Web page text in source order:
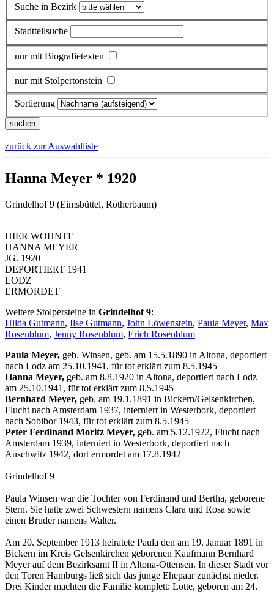
Suche in Bezirk
Stadtteilsuche
nur mit Biografietexten
nur mit Stolpertonstein
Sortierung
zurück zur Auswahlliste
Hanna Meyer * 1920
Grindelhof 9 (Eimsbüttel, Rotherbaum)
HIER WOHNTE
HANNA MEYER
JG. 1920
DEPORTIERT 1941
LODZ
ERMORDET
Weitere Stolpersteine in Grindelhof 9:
Hilda Gutmann, Ilse Gutmann, John Löwenstein, Paula Meyer, Max
Rosenblum, Jenny Rosenblum, Erich Rosenblum
Paula Meyer, geb. Winsen, geb. am 15.5.1890 in Altona, deportiert
nach Lodz am 25.10.1941, für tot erklärt zum 8.5.1945
Hanna Meyer, geb. am 8.8.1920 in Altona, deportiert nach Lodz
am 25.10.1941, für tot erklärt zum 8.5.1945
Bernhard Meyer, geb. am 19.1.1891 in Bickern/Gelsenkirchen,
Flucht nach Amsterdam 1937, interniert in Westerbork, deportiert
nach Sobibor 1943, für tot erklärt zum 8.5.1945
Peter Ferdinand Moritz Meyer, geb. am 5.12.1922, Flucht nach
Amsterdam 1939, interniert in Westerbork, deportiert nach
Auschwitz 1942, dort ermordet am 17.8.1942
Grindelhof 9
Paula Winsen war die Tochter von Ferdinand und Bertha, geborene
Stern. Sie hatte zwei Schwestern namens Clara und Rosa sowie
einen Bruder namens Walter.
Am 20. September 1913 heiratete Paula den am 19. Januar 1891 in
Bickern im Kreis Gelsenkirchen geborenen Kaufmann Bernhard
Meyer auf dem Bezirksamt II in Altona-Ottensen. In dieser Stadt vor
den Toren Hamburgs ließ sich das junge Ehepaar zunächst nieder.
Drei Kinder machten die Familie komplett: Lotte, geboren am 24.